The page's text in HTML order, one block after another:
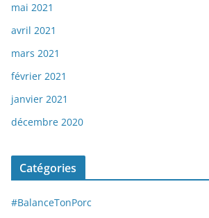
mai 2021
avril 2021
mars 2021
février 2021
janvier 2021
décembre 2020
Catégories
#BalanceTonPorc